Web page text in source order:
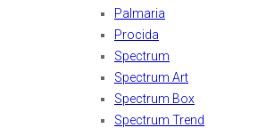
Palmaria
Procida
Spectrum
Spectrum Art
Spectrum Box
Spectrum Trend